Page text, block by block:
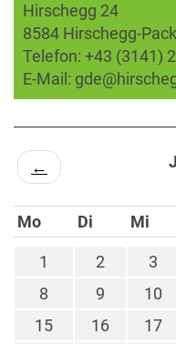
Hirschegg 24
8584 Hirschegg-Pack
Telefon: +43 (3141)
E-Mail:
←
Mo Di Mi
1 2 3
8
9 10
15
16 17